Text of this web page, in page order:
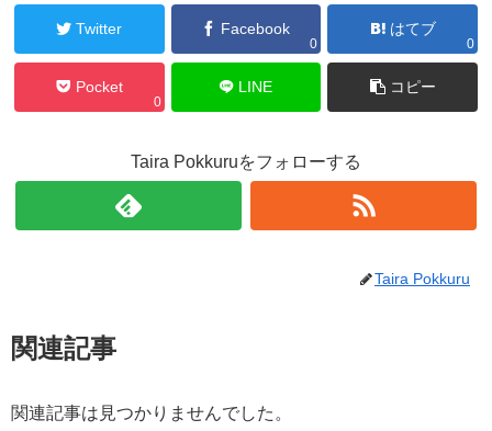
Twitter Facebook
0
はてブ
0
Pocket
0
LINE コピー
Taira Pokkuruをフォローする
Taira Pokkuru
関連記事
関連記事は見つかりませんでした。